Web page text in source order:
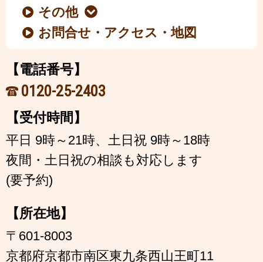
その他
お問合せ・アクセス・地図
【電話番号】
0120-25-2403
【受付時間】
平日 9時～21時、土日祝 9時～18時
夜間・土日祝の相談も対応します
(要予約)
【所在地】
〒601-8003
京都府京都市南区東九条西山王町11